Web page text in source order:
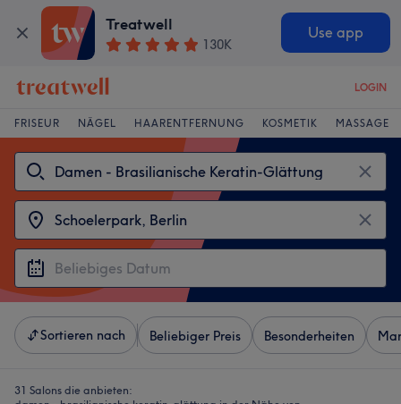
Treatwell
130K
Use app
LOGIN
FRISEUR NÄGEL HAARENTFERNUNG KOSMETIK MASSAGE
Sortieren nach Beliebiger Preis Besonderheiten
31 Salons die anbieten: